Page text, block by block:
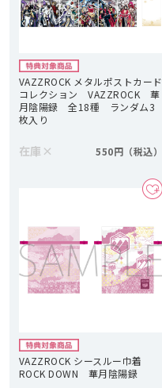
VAZZROCK メタルポストカード
コレクション VAZZROCK 華
月陰陽録 全18種 ランダム3
枚入り
在庫 × 550円
VAZZROCK シースルー巾着
ROCK DOWN 華月陰陽録